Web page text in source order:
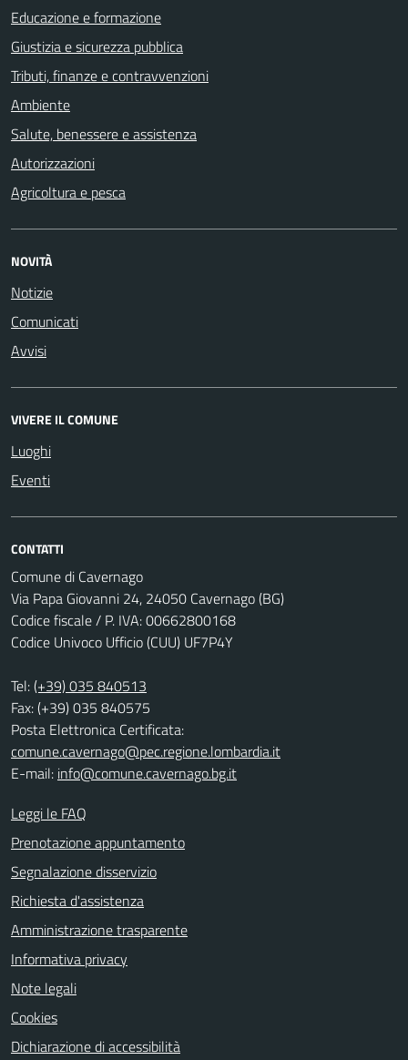
Educazione e formazione
Giustizia e sicurezza pubblica
Tributi, finanze e contravvenzioni
Ambiente
Salute, benessere e assistenza
Autorizzazioni
Agricoltura e pesca
NOVITÀ
Notizie
Comunicati
Avvisi
VIVERE IL COMUNE
Luoghi
Eventi
CONTATTI
Comune di Cavernago
Via Papa Giovanni 24, 24050 Cavernago (BG)
Codice fiscale / P. IVA: 00662800168
Codice Univoco Ufficio (CUU) UF7P4Y
Tel:(+39) 035 840513
Fax: (+39) 035 840575
Posta Elettronica Certificata:
comune.cavernago@pec.regione.lombardia.it
E-mail: info@comune.cavernago.bg.it
Leggi le FAQ
Prenotazione appuntamento
Segnalazione disservizio
Richiesta d'assistenza
Amministrazione trasparente
Informativa privacy
Note legali
Cookies
Dichiarazione di accessibilità